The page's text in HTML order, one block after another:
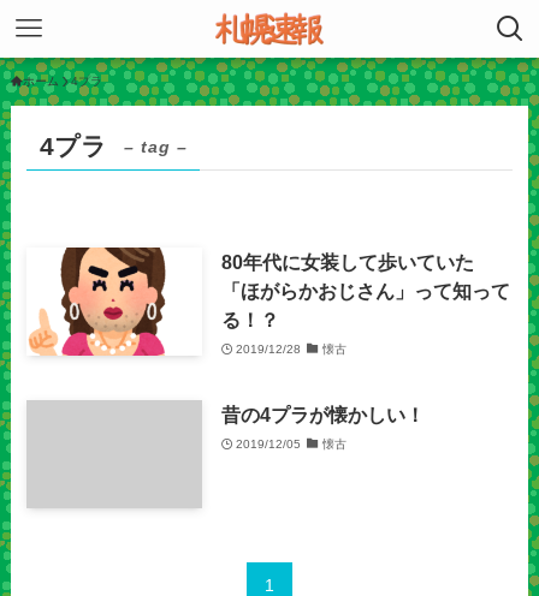
ホーム 4プラ
4プラ – tag –
80年代に女装して歩いていた
「ほがらかおじさん」って知って
る！？
2019/12/28 懐古
昔の4プラが懐かしい！
2019/12/05 懐古
1